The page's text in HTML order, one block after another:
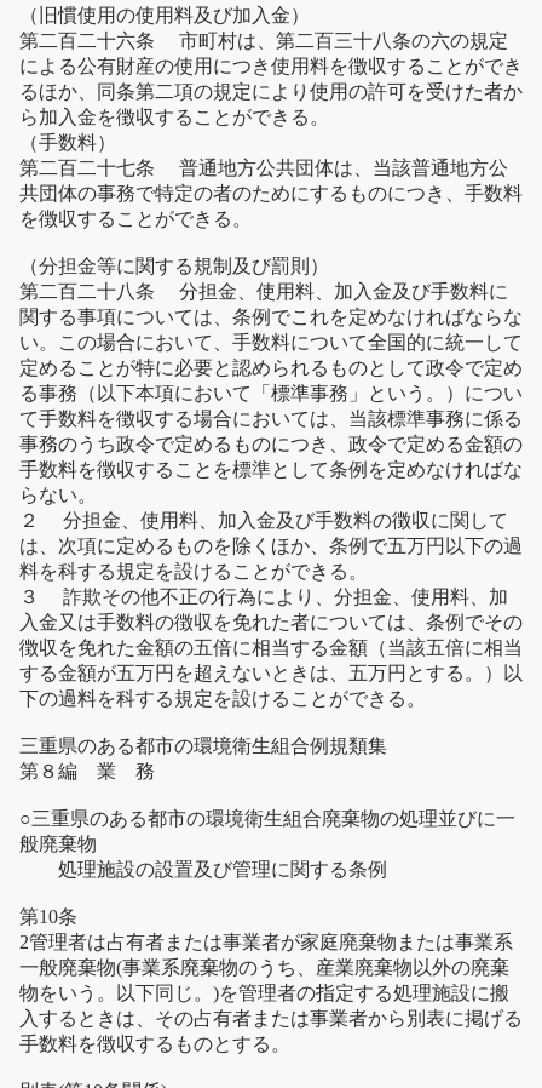
（旧慣使用の使用料及び加入金）
第二百二十六条 市町村は、第二百三十八条の六の規定
による公有財産の使用につき使用料を徴収することができ
るほか、同条第二項の規定により使用の許可を受けた者か
ら加入金を徴収することができる。
（手数料）
第二百二十七条 普通地方公共団体は、当該普通地方公
共団体の事務で特定の者のためにするものにつき、手数料
を徴収することができる。
（分担金等に関する規制及び罰則）
第二百二十八条 分担金、使用料、加入金及び手数料に
関する事項については、条例でこれを定めなければならな
い。この場合において、手数料について全国的に統一して
定めることが特に必要と認められるものとして政令で定め
る事務（以下本項において「標準事務」という。）につい
て手数料を徴収する場合においては、当該標準事務に係る
事務のうち政令で定めるものにつき、政令で定める金額の
手数料を徴収することを標準として条例を定めなければな
らない。
２ 分担金、使用料、加入金及び手数料の徴収に関して
は、次項に定めるものを除くほか、条例で五万円以下の過
料を科する規定を設けることができる。
３ 詐欺その他不正の行為により、分担金、使用料、加
入金又は手数料の徴収を免れた者については、条例でその
徴収を免れた金額の五倍に相当する金額（当該五倍に相当
する金額が五万円を超えないときは、五万円とする。）以
下の過料を科する規定を設けることができる。
三重県のある都市の環境衛生組合例規類集
第８編 業 務
○三重県のある都市の環境衛生組合廃棄物の処理並びに一
般廃棄物
処理施設の設置及び管理に関する条例
第10条
2管理者は占有者または事業者が家庭廃棄物または事業系
一般廃棄物(事業系廃棄物のうち、産業廃棄物以外の廃棄
物をいう。以下同じ。)を管理者の指定する処理施設に搬
入するときは、その占有者または事業者から別表に掲げる
手数料を徴収するものとする。